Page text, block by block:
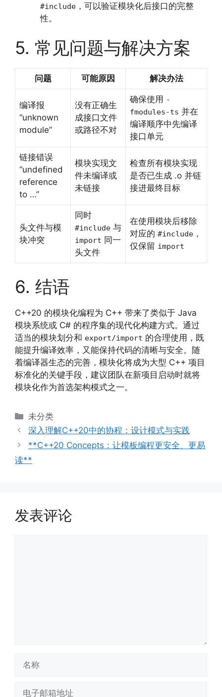
#include ，可以验证模块化后接口的完整
性。
5. 常见问题与解决方案
问题 可能原因 解决办法
编译报
“unknown
module”
没有正确生
成接口文件
或路径不对
确保使用 -
fmodules-ts 并在
编译顺序中先编译
接口单元
链接错误
“undefined
reference
to …”
模块实现文
件未编译或
未链接
检查所有模块实现
是否已生成 .o 并链
接进最终目标
头文件与模
块冲突
同时
#include 与
import 同一
头文件
在使用模块后移除
对应的 #include ，
仅保留 import
6. 结语
C++20 的模块化编程为 C++ 带来了类似于 Java
模块系统或 C# 的程序集的现代化构建方式。通过
适当的模块划分和 export/import 的合理使用，既
能提升编译效率，又能保持代码的清晰与安全。随
着编译器生态的完善，模块化将成为大型 C++ 项目
标准化的关键手段，建议团队在新项目启动时就将
模块化作为首选架构模式之一。
分
类
未分类
深入理解C++20中的协程：设计模式与实践
**C++20 Concepts：让模板编程更安全、更易
读**
发表评论